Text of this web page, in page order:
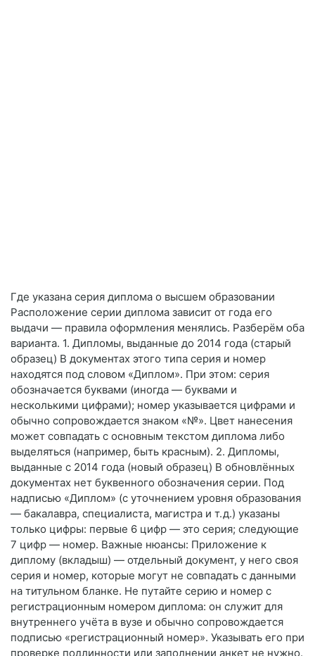
Где указана серия диплома о высшем образовании
Расположение серии диплома зависит от года его
выдачи — правила оформления менялись. Разберём оба
варианта. 1. Дипломы, выданные до 2014 года (старый
образец) В документах этого типа серия и номер
находятся под словом «Диплом». При этом: серия
обозначается буквами (иногда — буквами и
несколькими цифрами); номер указывается цифрами и
обычно сопровождается знаком «№». Цвет нанесения
может совпадать с основным текстом диплома либо
выделяться (например, быть красным). 2. Дипломы,
выданные с 2014 года (новый образец) В обновлённых
документах нет буквенного обозначения серии. Под
надписью «Диплом» (с уточнением уровня образования
— бакалавра, специалиста, магистра и т. д.) указаны
только цифры: первые 6 цифр — это серия; следующие
7 цифр — номер. Важные нюансы: Приложение к
диплому (вкладыш) — отдельный документ, у него своя
серия и номер, которые могут не совпадать с данными
на титульном бланке. Не путайте серию и номер с
регистрационным номером диплома: он служит для
внутреннего учёта в вузе и обычно сопровождается
подписью «регистрационный номер». Указывать его при
проверке подлинности или заполнении анкет не нужно.